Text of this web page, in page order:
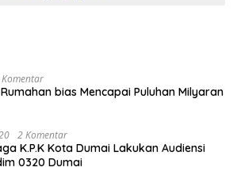
bias Mencapai Puluhan Milyaran
2 Komentar
K.P.K Kota Dumai Lakukan Audiensi
0320 Dumai